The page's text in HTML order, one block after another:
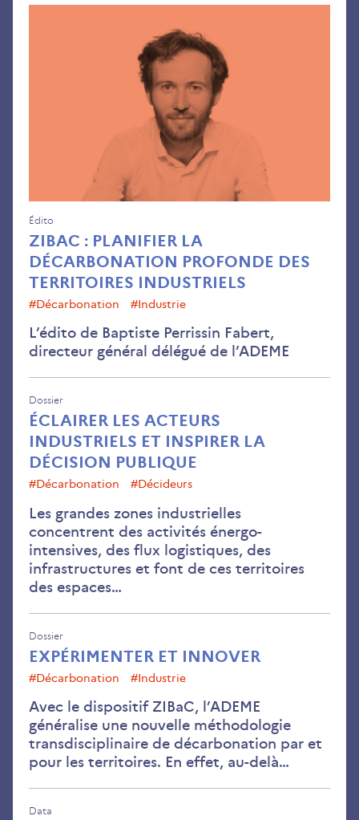
ZIBAC : PLANIFIER LA
DÉCARBONATION PROFONDE DES
TERRITOIRES INDUSTRIELS
Édito
#décarbonation #Industrie
L’édito de Baptiste Perrissin Fabert,
directeur général délégué de l’ADEME
ÉCLAIRER LES ACTEURS
INDUSTRIELS ET INSPIRER LA
DÉCISION PUBLIQUE
Dossier
#décarbonation #Décideurs
Les grandes zones industrielles
concentrent des activités énergo-
intensives, des flux logistiques, des
infrastructures et font de ces territoires
des espaces…
EXPÉRIMENTER ET INNOVER
Dossier
#décarbonation #Industrie
Avec le dispositif ZIBaC, l’ADEME
généralise une nouvelle méthodologie
transdisciplinaire de décarbonation par et
pour les territoires. En effet, au-delà…
Data